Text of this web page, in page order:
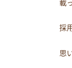
載
採
思